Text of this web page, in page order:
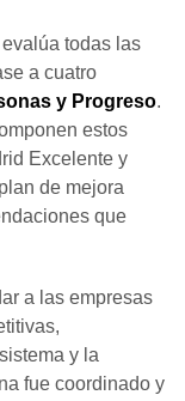
todas las
a cuatro
y Progreso.
estos
Excelente y
de mejora
que
a las empresas
y la
fue coordinado y